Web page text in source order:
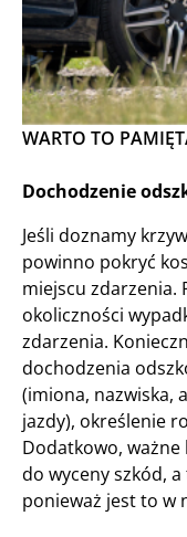
WARTO TO
Dochodzenie
Jeśli doznamy
powinno pokryć
miejscu zdarzenia.
okoliczności
zdarzenia.
dochodzenia
(imiona, nazwiska,
jazdy), określenie
Dodatkowo,
do wyceny szkód,
ponieważ jest to w